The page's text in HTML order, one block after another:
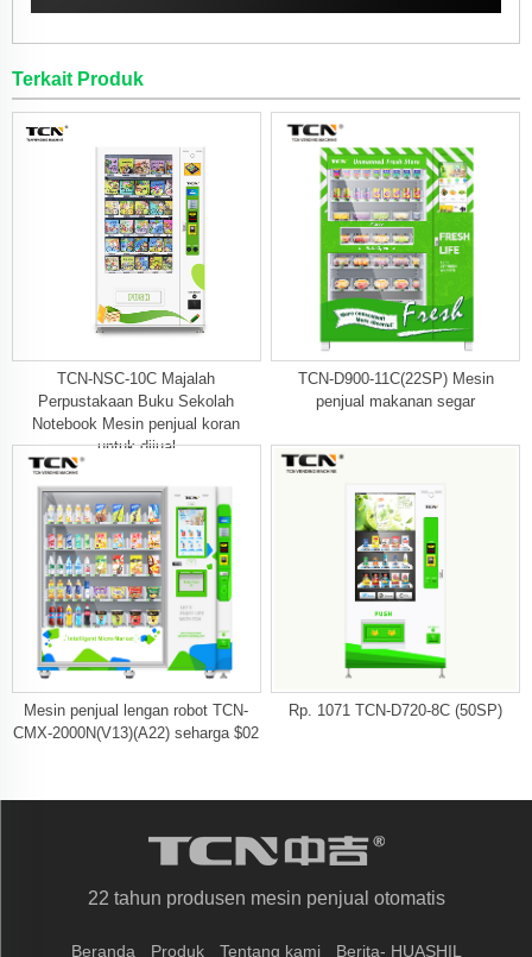
Terkait Produk
TCN-NSC-10C Majalah
Perpustakaan Buku Sekolah
Notebook Mesin penjual koran
untuk dijual
TCN-D900-11C(22SP) Mesin
penjual makanan segar
Mesin penjual lengan robot TCN-
CMX-2000N(V13)(A22) seharga $02
Rp. 1071 TCN-D720-8C (50SP)
22 tahun produsen mesin penjual otomatis
Beranda Produk Tentang kami Berita- HUASHIL